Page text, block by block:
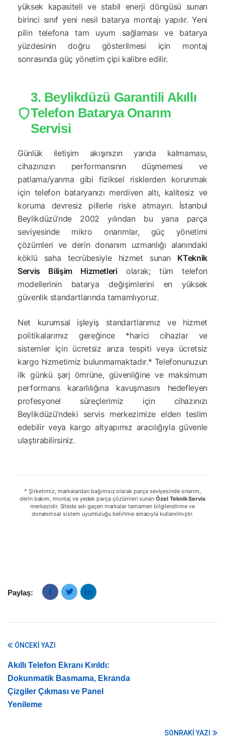
yüksek kapasiteli ve stabil enerji döngüsü sunan
birinci sınıf yeni nesil batarya montajı yapılır. Yeni
pilin telefona tam uyum sağlaması ve batarya
yüzdesinin doğru gösterilmesi için montaj
sonrasında güç yönetim çipi kalibre edilir.
3. Beylikdüzü Garantili Akıllı
Telefon Batarya Onarım
Servisi
Günlük iletişim akışınızın yarıda kalmaması,
cihazınızın performansının düşmemesi ve
patlama/yanma gibi fiziksel risklerden korunmak
için telefon bataryanızı merdiven altı, kalitesiz ve
koruma devresiz pillerle riske atmayın. İstanbul
Beylikdüzü’nde 2002 yılından bu yana parça
seviyesinde mikro onarımlar, güç yönetimi
çözümleri ve derin donanım uzmanlığı alanındaki
köklü saha tecrübesiyle hizmet sunan KTeknik
Servis Bilişim Hizmetleriolarak; tüm telefon
modellerinin batarya değişimlerini en yüksek
güvenlik standartlarında tamamlıyoruz.
Net kurumsal işleyiş standartlarımız ve hizmet
politikalarımız gereğince *harici cihazlar ve
sistemler için ücretsiz arıza tespiti veya ücretsiz
kargo hizmetimiz bulunmamaktadır.* Telefonunuzun
ilk günkü şarj ömrüne, güvenliğine ve maksimum
performans kararlılığına kavuşmasını hedefleyen
profesyonel süreçlerimiz için cihazınızı
Beylikdüzü’ndeki servis merkezimize elden teslim
edebilir veya kargo altyapımız aracılığıyla güvenle
ulaştırabilirsiniz.
* Şirketimiz, markalardan bağımsız olarak parça seviyesinde onarım,
derin bakım, montaj ve yedek parça çözümleri sunanÖzel Teknik Servis
merkezidir. Sitede adı geçen markalar tamamen bilgilendirme ve
donanımsal sistem uyumluluğu belirtme amacıyla kullanılmıştır.
Paylaş:
ÖNCEKI YAZI
Akıllı Telefon Ekranı Kırıldı:
Dokunmatik Basmama, Ekranda
Çizgiler Çıkması ve Panel
Yenileme
SONRAKI YAZI